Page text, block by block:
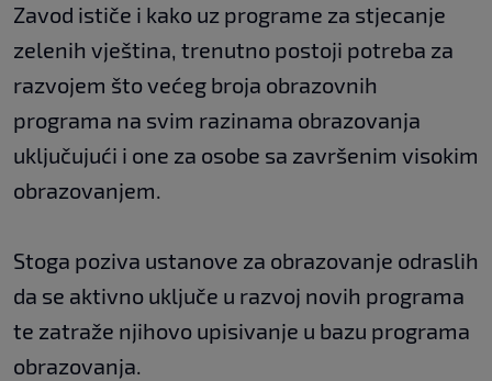
Zavod ističe i kako uz programe za stjecanje
zelenih vještina, trenutno postoji potreba za
razvojem što većeg broja obrazovnih
programa na svim razinama obrazovanja
uključujući i one za osobe sa završenim visokim
obrazovanjem.
Stoga poziva ustanove za obrazovanje odraslih
da se aktivno uključe u razvoj novih programa
te zatraže njihovo upisivanje u bazu programa
obrazovanja.